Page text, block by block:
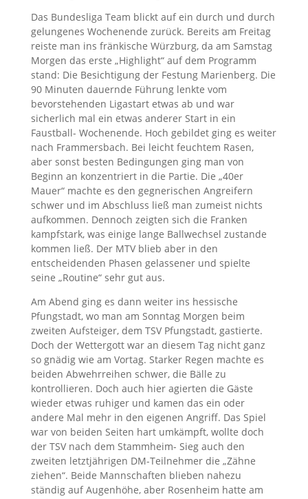
Das Bundesliga Team blickt auf ein durch und durch
gelungenes Wochenende zurück. Bereits am Freitag
reiste man ins fränkische Würzburg, da am Samstag
Morgen das erste „Highlight“ auf dem Programm
stand: Die Besichtigung der Festung Marienberg. Die
90 Minuten dauernde Führung lenkte vom
bevorstehenden Ligastart etwas ab und war
sicherlich mal ein etwas anderer Start in ein
Faustball- Wochenende. Hoch gebildet ging es weiter
nach Frammersbach. Bei leicht feuchtem Rasen,
aber sonst besten Bedingungen ging man von
Beginn an konzentriert in die Partie. Die „40er
Mauer“ machte es den gegnerischen Angreifern
schwer und im Abschluss ließ man zumeist nichts
aufkommen. Dennoch zeigten sich die Franken
kampfstark, was einige lange Ballwechsel zustande
kommen ließ. Der MTV blieb aber in den
entscheidenden Phasen gelassener und spielte
seine „Routine“ sehr gut aus.
Am Abend ging es dann weiter ins hessische
Pfungstadt, wo man am Sonntag Morgen beim
zweiten Aufsteiger, dem TSV Pfungstadt, gastierte.
Doch der Wettergott war an diesem Tag nicht ganz
so gnädig wie am Vortag. Starker Regen machte es
beiden Abwehrreihen schwer, die Bälle zu
kontrollieren. Doch auch hier agierten die Gäste
wieder etwas ruhiger und kamen das ein oder
andere Mal mehr in den eigenen Angriff. Das Spiel
war von beiden Seiten hart umkämpft, wollte doch
der TSV nach dem Stammheim- Sieg auch den
zweiten letztjährigen DM-Teilnehmer die „Zähne
ziehen“. Beide Mannschaften blieben nahezu
ständig auf Augenhöhe, aber Rosenheim hatte am